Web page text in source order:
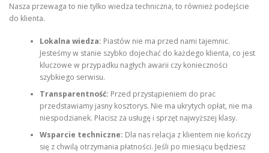
Nasza przewaga to nie tylko wiedza techniczna, to również podejście
do klienta.
Lokalna wiedza: Piastów nie ma przed nami tajemnic.
Jesteśmy w stanie szybko dojechać do każdego klienta, co jest
kluczowe w przypadku nagłych awarii czy konieczności
szybkiego serwisu.
Transparentność: Przed przystąpieniem do prac
przedstawiamy jasny kosztorys. Nie ma ukrytych opłat, nie ma
niespodzianek. Płacisz za usługę i sprzęt najwyższej klasy.
Wsparcie techniczne: Dla nas relacja z klientem nie kończy
się z chwilą otrzymania płatności. Jeśli po miesiącu będziesz